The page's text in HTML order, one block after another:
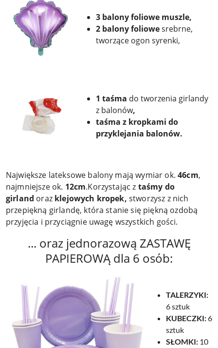
3 balony foliowe muszle,
2 balony foliowesrebrne,
tworzące ogon syrenki,
1 taśma do tworzenia girlandy
z balonów,
taśma z kropkami do
przyklejania balonów.
Największe lateksowe balony mają wymiar ok.46cm,
najmniejsze ok. 12cm.Korzystając z taśmy do
girland oraz klejowych kropek, stworzysz z nich
przepiękną girlandę, która stanie się piękną ozdobą
przyjęcia i przyciągnie uwagę wszystkich gości.
... oraz jednorazową ZASTAWĘ
PAPIEROWĄ dla 6 osób:
TALERZYKI:
6 sztuk
KUBECZKI:6
sztuk
SŁOMKI: 10